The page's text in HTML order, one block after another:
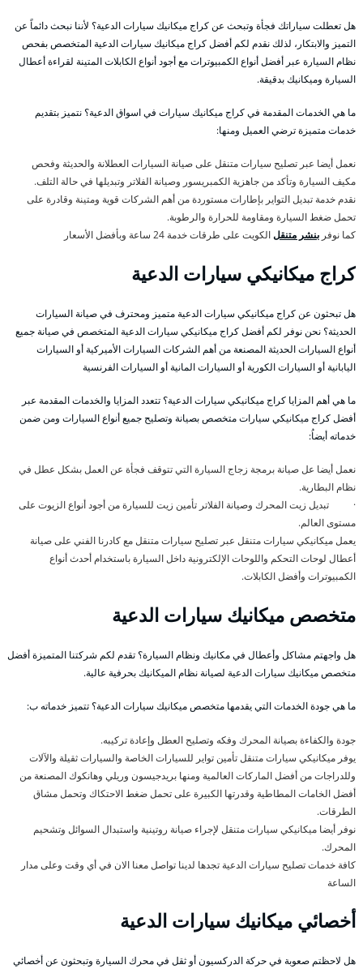
هل تعطلت سياراتك فجأة وتبحث عن كراج ميكانيك سيارات الدعية؟ لأننا نبحث دائماً عن
التميز والابتكار، لذلك نقدم لكم أفضل كراج ميكانيك سيارات الدعية المتخصص بفحص
نظام السيارة عبر أفضل أنواع الكمبيوترات مع أجود أنواع الكابلات المتينة لقراءة أعطال
السيارة وميكانيك بدقيقة.
ما هي الخدمات المقدمة في كراج ميكانيك سيارات في اسواق الدعية؟ نتميز بتقديم
خدمات متميزة ترضي العميل ومنها:
نعمل أيضا عبر تصليح سيارات متنقل على صيانة السيارات العطلانة والحديثة وفحص
مكيف السيارة وتأكد من جاهزية الكمبريسور وصيانة الفلاتر وتبديلها في حالة التلف.
نقدم خدمة تبديل التواير بإطارات مستوردة من أهم الشركات قوية ومتينة وقادرة على
تحمل ضغط السيارة ومقاومة للحرارة والرطوبة.
كما نوفر بنشر متنقلالكويت على طرقات خدمة 24 ساعة وبأفضل الأسعار
كراج ميكانيكي سيارات الدعية
هل تبحثون عن كراج ميكانيكي سيارات الدعية متميز ومحترف في صيانة السيارات
الحديثة؟ نحن نوفر لكم أفضل كراج ميكانيكي سيارات الدعية المتخصص في صيانة جميع
أنواع السيارات الحديثة المصنعة من أهم الشركات السيارات الأميركية أو السيارات
اليابانية أو السيارات الكورية أو السيارات المانية أو السيارات الفرنسية
ما هي أهم المزايا كراج ميكانيكي سيارات الدعية؟ تتعدد المزايا والخدمات المقدمة عبر
أفضل كراج ميكانيكي سيارات متخصص بصيانة وتصليح جميع أنواع السيارات ومن ضمن
خدماته أيضاُ:
نعمل أيضا عل صيانة برمجة زجاج السيارة التي تتوقف فجأة عن العمل بشكل عطل في
نظام البطارية.
· تبديل زيت المحرك وصيانة الفلاتر تأمين زيت للسيارة من أجود أنواع الزيوت على
مستوى العالم.
يعمل ميكانيكي سيارات متنقل عبر تصليح سيارات متنقل مع كادرنا الفني على صيانة
أعطال لوحات التحكم واللوحات الإلكترونية داخل السيارة باستخدام أحدث أنواع
الكمبيوترات وأفضل الكابلات.
متخصص ميكانيك سيارات الدعية
هل واجهتم مشاكل وأعطال في مكانيك ونظام السيارة؟ تقدم لكم شركتنا المتميزة أفضل
متخصص ميكانيك سيارات الدعية لصيانة نظام الميكانيك بحرفية عالية.
ما هي جودة الخدمات التي يقدمها متخصص ميكانيك سيارات الدعية؟ تتميز خدماته ب:
جودة والكفاءة بصيانة المحرك وفكه وتصليح العطل وإعادة تركيبه.
يوفر ميكانيكي سيارات متنقل تأمين تواير للسيارات الخاصة والسيارات ثقيلة والآلات
وللدراجات من أفضل الماركات العالمية ومنها بريدجيسون وريلي وهانكوك المصنعة من
أفضل الخامات المطاطية وقدرتها الكبيرة على تحمل ضغط الاحتكاك وتحمل مشاق
الطرقات.
نوفر أيضا ميكانيكي سيارات متنقل لإجراء صيانة روتينية واستبدال السوائل وتشحيم
المحرك.
كافة خدمات تصليح سيارات الدعية تجدها لدينا تواصل معنا الان في أي وقت وعلى مدار
الساعة
أخصائي ميكانيك سيارات الدعية
هل لاحظتم صعوبة في حركة الدركسيون أو ثقل في محرك السيارة وتبحثون عن أخصائي